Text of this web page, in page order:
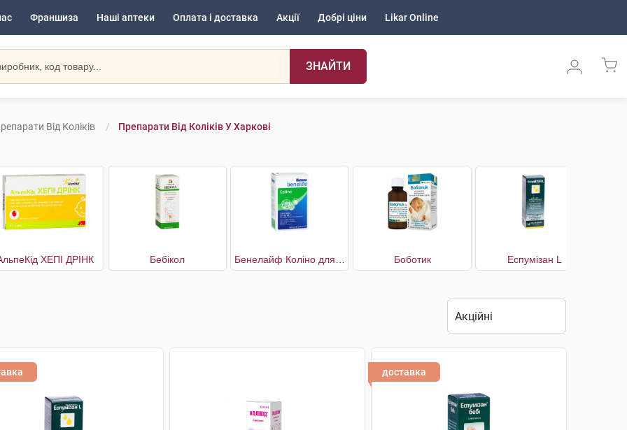
Франшиза Наші аптеки Оплата і доставка Акції Добрі ціни Likar Online
ЗНАЙТИ
Від Коліків Препарати Від Коліків У Харкові
ХЕПІ ДРІНК Бебікол Боботик Еспумізан L
доставка